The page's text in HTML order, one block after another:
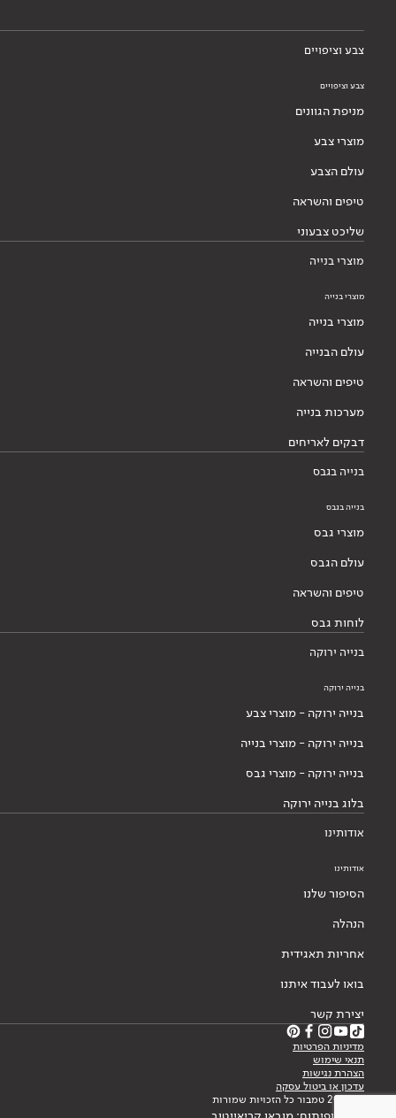
צבע וציפויים
צבע וציפויים
מניפת הגוונים
מוצרי צבע
עולם הצבע
טיפים והשראה
שליכט צבעוני
מוצרי בנייה
מוצרי בנייה
מוצרי בנייה
עולם הבנייה
טיפים והשראה
מערכות בנייה
דבקים לאריחים
בנייה בגבס
בנייה בגבס
מוצרי גבס
עולם הגבס
טיפים והשראה
לוחות גבס
בנייה ירוקה
בנייה ירוקה
בנייה ירוקה - מוצרי צבע
בנייה ירוקה - מוצרי בנייה
בנייה ירוקה - מוצרי גבס
בלוג בנייה ירוקה
אודותינו
אודותינו
הסיפור שלנו
הנהלה
אחריות תאגידית
בואו לעבוד איתנו
יצירת קשר
מדיניות הפרטיות
תנאי שימוש
הצהרת נגישות
עדכון או ביטול עסקה
© 2026 טמבור כל הזכויות שמורות
עיצוב ופיתוח: מובאו קריאייטיב